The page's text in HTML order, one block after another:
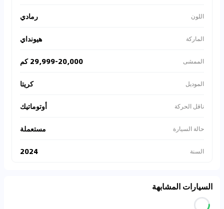
اللون رمادي
الماركة هيونداي
الممشى 29,999-20,000 كم
الموديل كريتا
ناقل الحركة أوتوماتيك
حالة السيارة مستعملة
السنة 2024
السيارات المشابهة